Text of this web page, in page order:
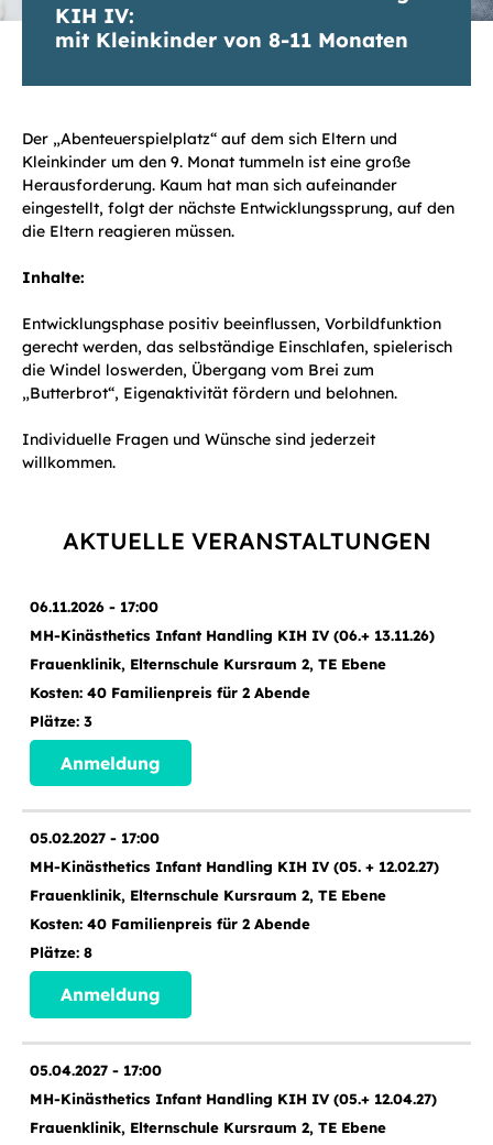
KIH IV:
mit Kleinkinder von 8-11 Monaten
Der „Abenteuerspielplatz“ auf dem sich Eltern und
Kleinkinder um den 9. Monat tummeln ist eine große
Herausforderung. Kaum hat man sich aufeinander
eingestellt, folgt der nächste Entwicklungssprung, auf den
die Eltern reagieren müssen.
Inhalte:
Entwicklungsphase positiv beeinflussen, Vorbildfunktion
gerecht werden, das selbständige Einschlafen, spielerisch
die Windel loswerden, Übergang vom Brei zum
„Butterbrot“, Eigenaktivität fördern und belohnen.
Individuelle Fragen und Wünsche sind jederzeit
willkommen.
AKTUELLE VERANSTALTUNGEN
06.11.2026 - 17:00
MH-Kinästhetics Infant Handling KIH IV (06.+ 13.11.26)
Frauenklinik, Elternschule Kursraum 2, TE Ebene
40 Familienpreis für 2 Abende
3
Anmeldung
05.02.2027 - 17:00
MH-Kinästhetics Infant Handling KIH IV (05. + 12.02.27)
Frauenklinik, Elternschule Kursraum 2, TE Ebene
40 Familienpreis für 2 Abende
8
Anmeldung
05.04.2027 - 17:00
MH-Kinästhetics Infant Handling KIH IV (05.+ 12.04.27)
Frauenklinik, Elternschule Kursraum 2, TE Ebene